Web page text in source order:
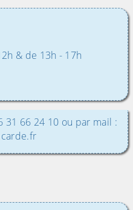
& de 13h - 17h
31 66 24 10 ou par mail :